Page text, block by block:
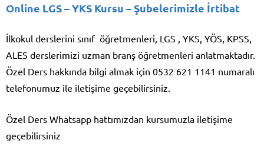
Online LGS – YKS Kursu – Şubelerimizle İrtibat
İlkokul derslerini sınıf öğretmenleri, LGS , YKS, YÖS, KPSS,
ALES derslerimizi uzman branş öğretmenleri anlatmaktadır.
Özel Ders hakkında bilgi almak için 0532 621 1141 numaralı
telefonumuz ile iletişime geçebilirsiniz.
Özel Ders Whatsapp hattımızdan kursumuzla iletişime
geçebilirsiniz